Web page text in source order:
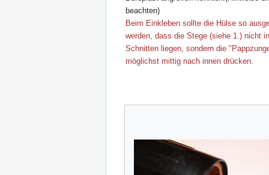
beachten)
Beim Einkleben sollte die Hülse so
werden, dass die Stege (siehe 1.) nicht in
Schnitten liegen, sondern die
möglichst mittig nach innen drücken.